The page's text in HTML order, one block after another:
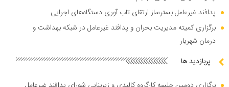
پدافند غیرعامل بسترساز ارتقای تاب آوری دستگاه‌های اجرایی
برگزاری کمیته مدیریت بحران و پدافند غیرعامل در شبکه بهداشت و
درمان شهریار
پربازدید ها